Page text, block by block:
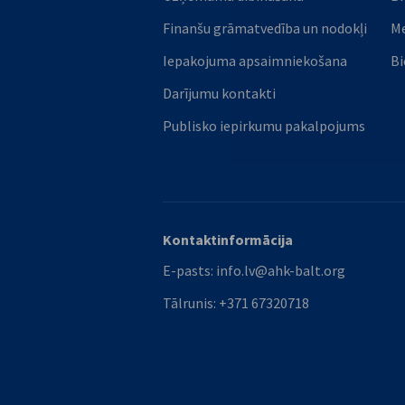
Finanšu grāmatvedība un nodokļi
Iepakojuma apsaimniekošana
Darījumu kontakti
Publisko iepirkumu pakalpojums
Kontaktinformācija
E-pasts: info.lv@ahk-balt.org
Tālrunis: +371 67320718